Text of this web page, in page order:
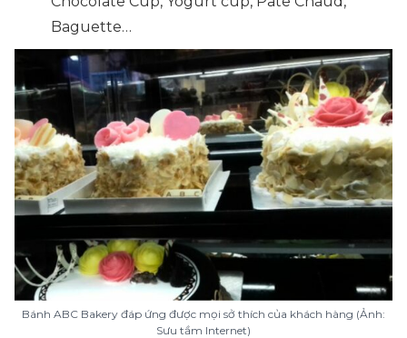
Baguette…
Bánh ABC Bakery đáp ứng được mọi sở thích của khách hàng (Ảnh:
Sưu tầm Internet)